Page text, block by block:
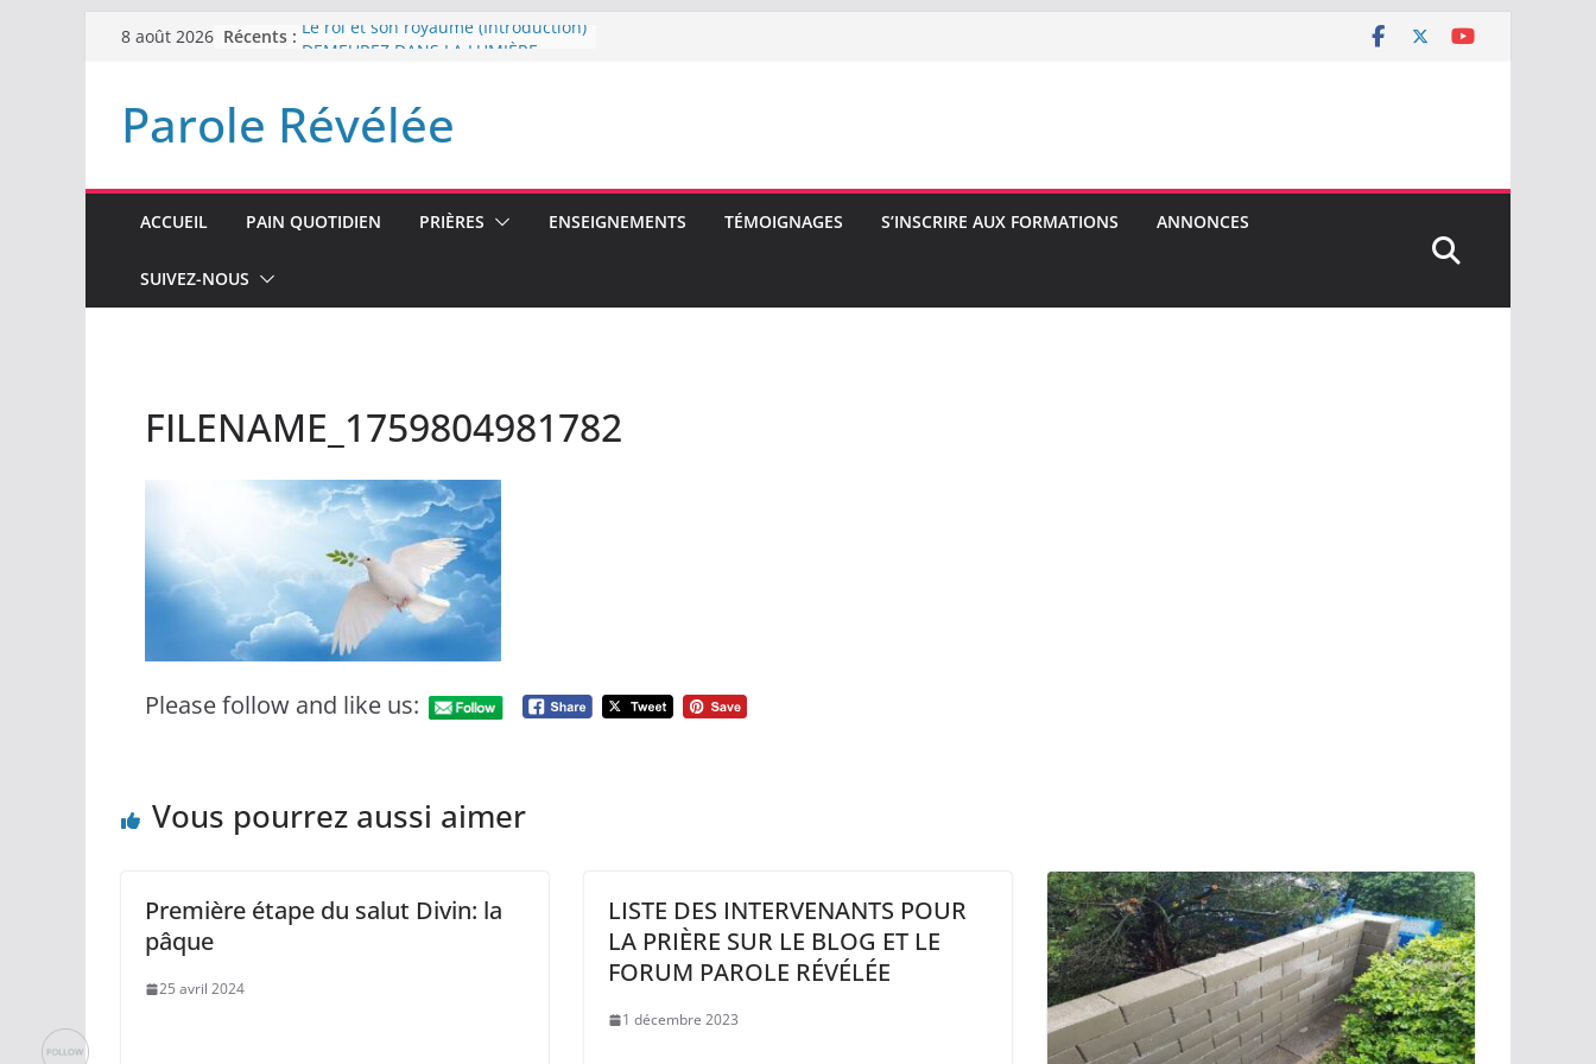
Passer8 août 2026 Récents : Le roi et son royaume (Introduction)
LA NUIT QUE DIEU A MENACE
LABAN
Parole Révélée
ACCUEIL PAIN QUOTIDIEN PRIÈRES ENSEIGNEMENTS TÉMOIGNAGES S’INSCRIRE AUX FORMATIONS ANNONCES
SUIVEZ-NOUS
FILENAME_1759804981782
Please follow and like us:
Vous pourrez aussi aimer
Première étape du salut Divin: la
pâque
25 avril 2024
LISTE DES INTERVENANTS POUR
LA PRIÈRE SUR LE BLOG ET LE
FORUM PAROLE RÉVÉLÉE
1 décembre 2023